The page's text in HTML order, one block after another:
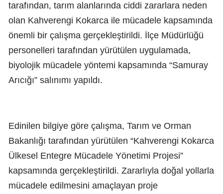
tarafından, tarım alanlarında ciddi zararlara neden
olan Kahverengi Kokarca ile mücadele kapsamında
önemli bir çalışma gerçekleştirildi. İlçe Müdürlüğü
personelleri tarafından yürütülen uygulamada,
biyolojik mücadele yöntemi kapsamında “Samuray
Arıcığı” salınımı yapıldı.
Edinilen bilgiye göre çalışma, Tarım ve Orman
Bakanlığı tarafından yürütülen “Kahverengi Kokarca
Ülkesel Entegre Mücadele Yönetimi Projesi”
kapsamında gerçekleştirildi. Zararlıyla doğal yollarla
mücadele edilmesini amaçlayan proje